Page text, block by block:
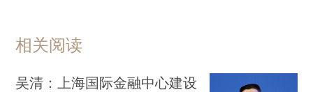
相关阅读
吴清：上海国际金融中心建设